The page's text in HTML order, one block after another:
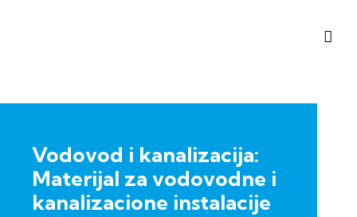
Vodovod i kanalizacija:
Materijal za vodovodne i
kanalizacione instalacije